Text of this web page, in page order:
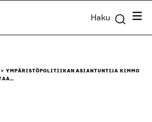
Haku
YMPÄRISTÖPOLITIIKAN ASIANTUNTIJA KIMMO